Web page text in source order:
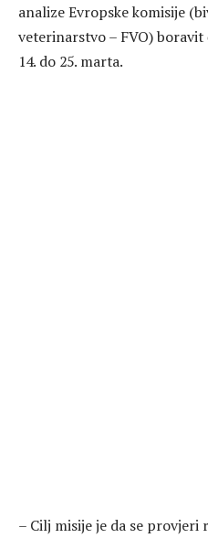
analize Evropske komisije
veterinarstvo – FVO)
14. do 25. marta.
– Cilj misije je da se